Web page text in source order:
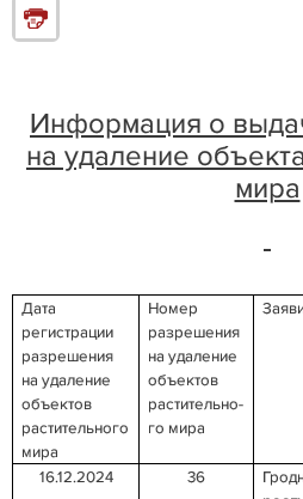
Информация о
на удаление
мира
Дата
регистрации
разрешения
на удаление
объектов
растительного
мира
Номер
разрешения
на удаление
объектов
растительно-
го мира
16.12.2024 36